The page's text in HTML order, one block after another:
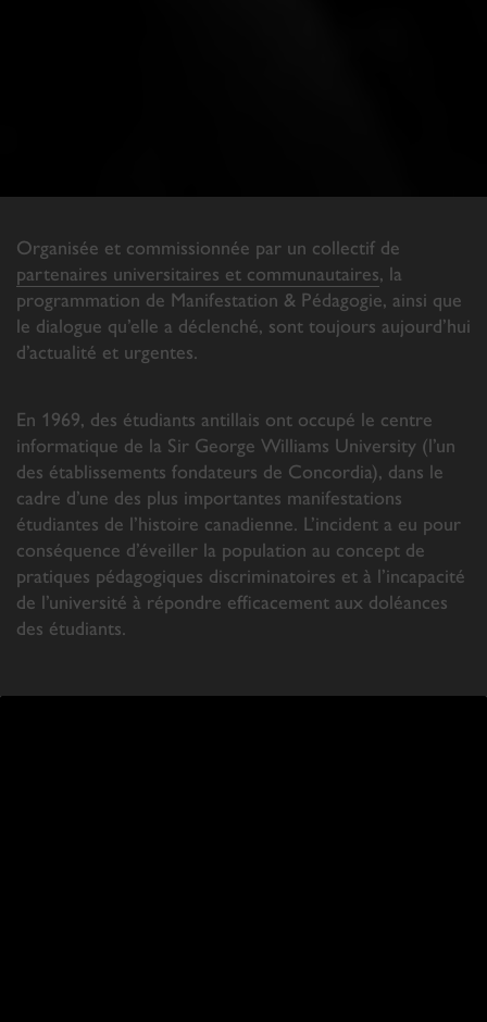
Organisée et commissionnée par un collectif de
partenaires universitaires et communautaires, la
programmation de Manifestation & Pédagogie, ainsi que
le dialogue qu’elle a déclenché, sont toujours aujourd’hui
d’actualité et urgentes.
En 1969, des étudiants antillais ont occupé le centre
informatique de la Sir George Williams University (l’un
des établissements fondateurs de Concordia), dans le
cadre d’une des plus importantes manifestations
étudiantes de l’histoire canadienne. L’incident a eu pour
conséquence d’éveiller la population au concept de
pratiques pédagogiques discriminatoires et à l’incapacité
de l’université à répondre efficacement aux doléances
des étudiants.